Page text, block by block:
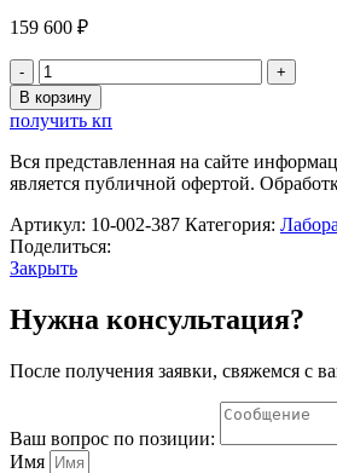
159 600 ₽
Количество
товара
Лабораторная
установка
"Изучение
индуктивности
соленоидов"
Нау-
Ра
В корзину
получить кп
Вся представленная на сайте
является публичной офертой.
Артикул: 10-002-387 Категория:
Поделиться:
Закрыть
Нужна консультация?
После получения заявки, свяжемся с
Ваш вопрос по позиции:
Имя